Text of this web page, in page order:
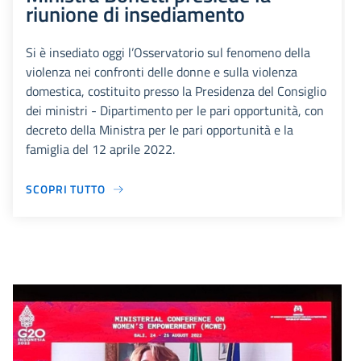
riunione di insediamento
Si è insediato oggi l’Osservatorio sul fenomeno della
violenza nei confronti delle donne e sulla violenza
domestica, costituito presso la Presidenza del Consiglio
dei ministri - Dipartimento per le pari opportunità, con
decreto della Ministra per le pari opportunità e la
famiglia del 12 aprile 2022.
SCOPRI TUTTO